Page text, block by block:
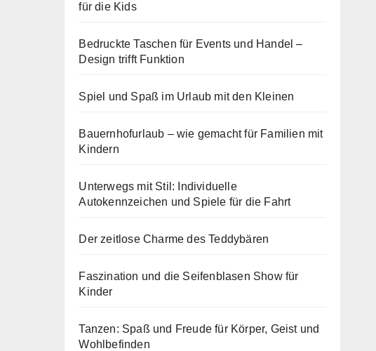
für die Kids
Bedruckte Taschen für Events und Handel –
Design trifft Funktion
Spiel und Spaß im Urlaub mit den Kleinen
Bauernhofurlaub – wie gemacht für Familien mit
Kindern
Unterwegs mit Stil: Individuelle
Autokennzeichen und Spiele für die Fahrt
Der zeitlose Charme des Teddybären
Faszination und die Seifenblasen Show für
Kinder
Tanzen: Spaß und Freude für Körper, Geist und
Wohlbefinden